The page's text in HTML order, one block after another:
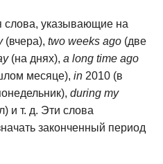
слова, указывающие на
(вчера), two weeks ago (две
(на днях), a long time ago
месяце), in 2010 (в
during my
и т. д. Эти слова
законченный период